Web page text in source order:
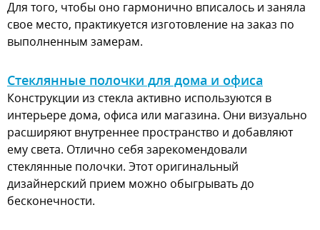
Для того, чтобы оно гармонично вписалось и заняла
свое место, практикуется изготовление на заказ по
выполненным замерам.
Стеклянные полочки для дома и офиса
Конструкции из стекла активно используются в
интерьере дома, офиса или магазина. Они визуально
расширяют внутреннее пространство и добавляют
ему света. Отлично себя зарекомендовали
стеклянные полочки. Этот оригинальный
дизайнерский прием можно обыгрывать до
бесконечности.